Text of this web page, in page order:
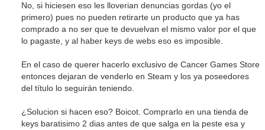
No, si hiciesen eso les lloverian denuncias gordas (yo el
primero) pues no pueden retirarte un producto que ya has
comprado a no ser que te devuelvan el mismo valor por el que
lo pagaste, y al haber keys de webs eso es imposible.
En el caso de querer hacerlo exclusivo de Cancer Games Store
entonces dejaran de venderlo en Steam y los ya poseedores
del título lo seguirán teniendo.
¿Solucion si hacen eso? Boicot. Comprarlo en una tienda de
keys baratisimo 2 dias antes de que salga en la peste esa y